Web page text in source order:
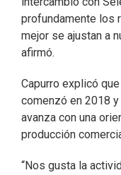
profundamente los
mejor se ajustan a
afirmó.
Capurro explicó
comenzó en 2018
avanza con una
producción
“Nos gusta la